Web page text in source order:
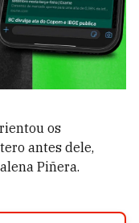
os
antes dele,
Piñera.